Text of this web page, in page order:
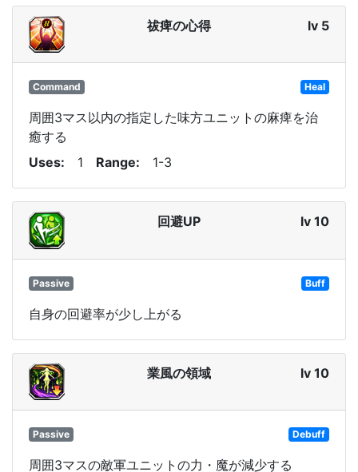
祓痺の心得 lv 5
Command Heal
周囲3マス以内の指定した味方ユニットの麻痺を治
癒する
Uses
1 Range 1-3
回避UP lv 10
Passive Buff
自身の回避率が少し上がる
業風の領域 lv 10
Passive Debuff
周囲3マスの敵軍ユニットの力・魔が減少する